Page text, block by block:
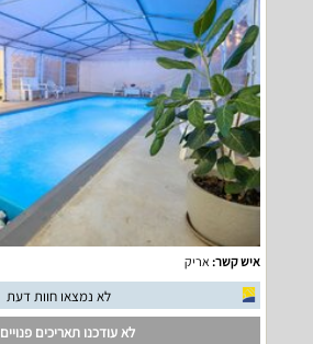
איש קשר: אריק
לא נמצאו חוות דעת
לא עודכנו תאריכים פנויים